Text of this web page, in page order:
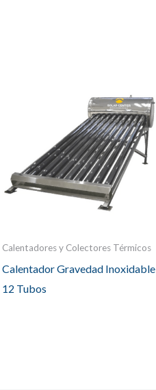
Calentadores y Colectores Térmicos
Calentador Gravedad Inoxidable
12 Tubos